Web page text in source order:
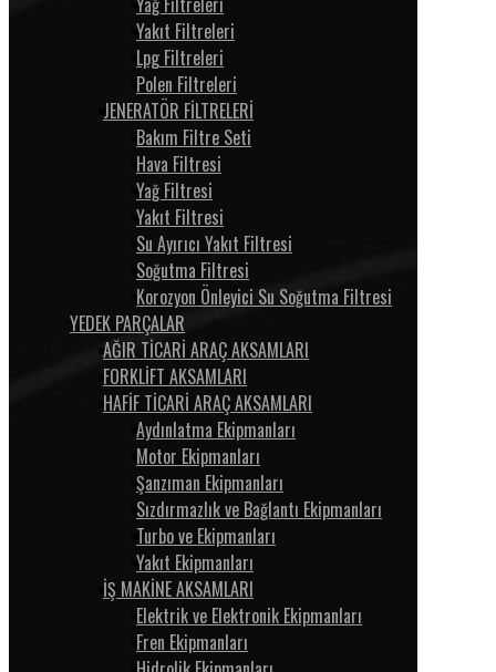
Yakıt Filtreleri
Lpg Filtreleri
Polen Filtreleri
JENERATÖR FİLTRELERİ
Bakım Filtre Seti
Hava Filtresi
Yağ Filtresi
Yakıt Filtresi
Su Ayırıcı Yakıt Filtresi
Soğutma Filtresi
Korozyon Önleyici Su Soğutma Filtresi
YEDEK PARÇALAR
AĞIR TİCARİ ARAÇ AKSAMLARI
FORKLİFT AKSAMLARI
HAFİF TİCARİ ARAÇ AKSAMLARI
Aydınlatma Ekipmanları
Motor Ekipmanları
Şanzıman Ekipmanları
Sızdırmazlık ve Bağlantı Ekipmanları
Turbo ve Ekipmanları
Yakıt Ekipmanları
İŞ MAKİNE AKSAMLARI
Elektrik ve Elektronik Ekipmanları
Fren Ekipmanları